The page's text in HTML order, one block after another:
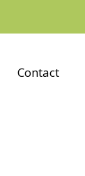
Contact